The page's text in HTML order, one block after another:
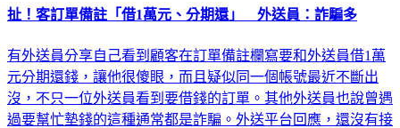
扯！客訂單備註「借1萬元、分期還」 外送員：詐騙多
有外送員分享自己看到顧客在訂單備註欄寫要和外送員借1萬
元分期還錢，讓他很傻眼，而且疑似同一個帳號最近不斷出
沒，不只一位外送員看到要借錢的訂單。其他外送員也說曾遇
過要幫忙墊錢的這種通常都是詐騙。外送平台回應，還沒有接